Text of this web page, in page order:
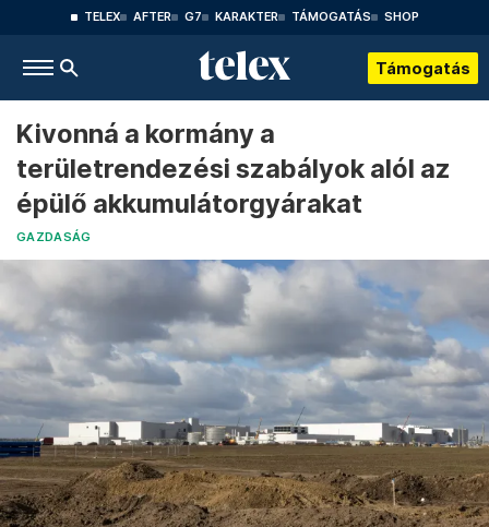
TELEX AFTER G7 KARAKTER TÁMOGATÁS SHOP
Támogatás
Kivonná a kormány a
területrendezési szabályok alól az
épülő akkumulátorgyárakat
GAZDASÁG